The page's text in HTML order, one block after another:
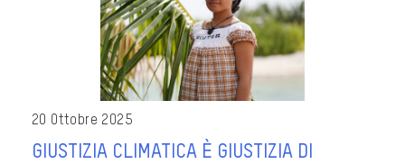
20 Ottobre 2025
GIUSTIZIA CLIMATICA È GIUSTIZIA DI